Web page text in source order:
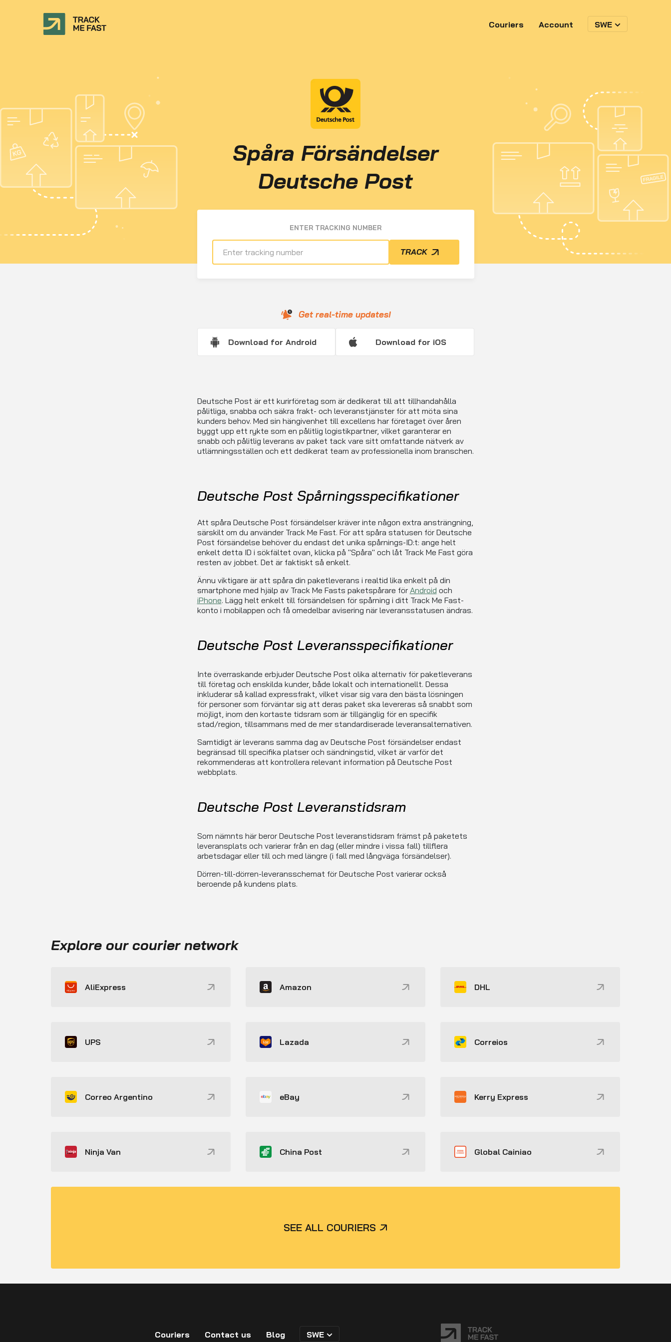
Couriers Account SWE
Spåra Försändelser
Deutsche Post
ENTER TRACKING NUMBER
TRACK
Get real-time updates!
Download for Android Download for iOS
Deutsche Post är ett kurirföretag som är dedikerat till att tillhandahålla
pålitliga, snabba och säkra frakt- och leveranstjänster för att möta sina
kunders behov. Med sin hängivenhet till excellens har företaget över åren
byggt upp ett rykte som en pålitlig logistikpartner, vilket garanterar en
snabb och pålitlig leverans av paket tack vare sitt omfattande nätverk av
utlämningsställen och ett dedikerat team av professionella inom branschen.
Deutsche Post Spårningsspecifikationer
Att spåra Deutsche Post försändelser kräver inte någon extra ansträngning,
särskilt om du använder Track Me Fast. För att spåra statusen för Deutsche
Post försändelse behöver du endast det unika spårnings-ID:t: ange helt
enkelt detta ID i sökfältet ovan, klicka på "Spåra" och låt Track Me Fast göra
resten av jobbet. Det är faktiskt så enkelt.
Ännu viktigare är att spåra din paketleverans i realtid lika enkelt på din
smartphone med hjälp av Track Me Fasts paketspårare för Android och
iPhone. Lägg helt enkelt till försändelsen för spårning i ditt Track Me Fast-
konto i mobilappen och få omedelbar avisering när leveransstatusen ändras.
Deutsche Post Leveransspecifikationer
Inte överraskande erbjuder Deutsche Post olika alternativ för paketleverans
till företag och enskilda kunder, både lokalt och internationellt. Dessa
inkluderar så kallad expressfrakt, vilket visar sig vara den bästa lösningen
för personer som förväntar sig att deras paket ska levereras så snabbt som
möjligt, inom den kortaste tidsram som är tillgänglig för en specifik
stad/region, tillsammans med de mer standardiserade leveransalternativen.
Samtidigt är leverans samma dag av Deutsche Post försändelser endast
begränsad till specifika platser och sändningstid, vilket är varför det
rekommenderas att kontrollera relevant information på Deutsche Post
webbplats.
Deutsche Post Leveranstidsram
Som nämnts här beror Deutsche Post leveranstidsram främst på paketets
leveransplats och varierar från en dag (eller mindre i vissa fall) tillflera
arbetsdagar eller till och med längre (i fall med långväga försändelser).
Dörren-till-dörren-leveransschemat för Deutsche Post varierar också
beroende på kundens plats.
Explore our courier network
AliExpress Amazon DHL
UPS Lazada Correios
Correo Argentino eBay Kerry Express
Ninja Van China Post Global Cainiao
SEE ALL COURIERS
Couriers Contact us Blog SWE